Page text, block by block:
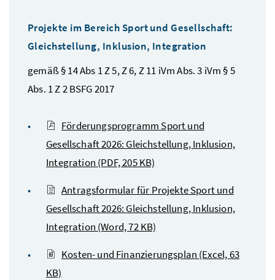
Projekte im Bereich Sport und Gesellschaft:
Gleichstellung, Inklusion, Integration
gemäß § 14 Abs 1 Z 5, Z 6, Z 11 iVm Abs. 3 iVm § 5
Abs. 1 Z 2 BSFG 2017
Förderungsprogramm Sport und
Gesellschaft 2026: Gleichstellung, Inklusion,
Integration (PDF, 205 KB)
Antragsformular für Projekte Sport und
Gesellschaft 2026: Gleichstellung, Inklusion,
Integration (Word, 72 KB)
Kosten- und Finanzierungsplan (Excel, 63
KB)